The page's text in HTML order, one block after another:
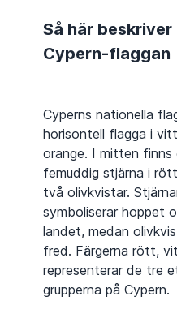
Så här beskriver
Cypern-flaggan
Cyperns nationella
horisontell flagga i
orange. I mitten finns
femuddig stjärna i
två olivkvistar.
symboliserar hoppet
landet, medan
fred. Färgerna rött,
representerar de tre
grupperna på Cypern.